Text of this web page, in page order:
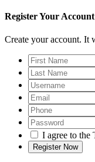
Register Your Account
Create your account. It
I agree to the